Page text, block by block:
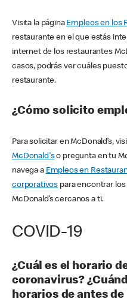
Visita la página Empleos en los
restaurante en el que estás
internet de los restaurantes
casos, podrás ver cuáles
restaurante.
¿Cómo solicito
Para solicitar en McDonald’s,
McDonald'so pregunta en tu
navega a Empleos en
corporativos para encontrar
McDonald’s cercanos a ti.
COVID-19
¿Cuál es el horario
coronavirus?
horarios de antes de